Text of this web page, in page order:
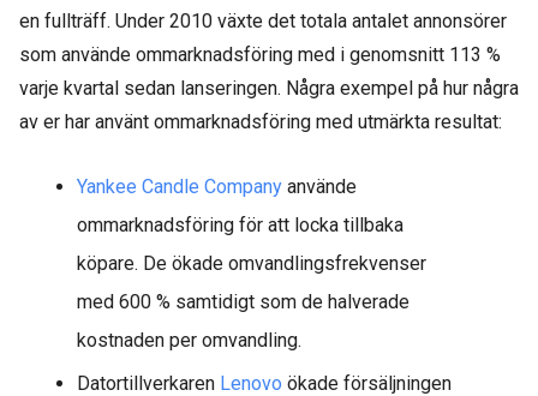
en fullträff. Under 2010 växte det totala antalet annonsörer
som använde ommarknadsföring med i genomsnitt 113 %
varje kvartal sedan lanseringen. Några exempel på hur några
av er har använt ommarknadsföring med utmärkta resultat:
Yankee Candle Company använde
ommarknadsföring för att locka tillbaka
köpare. De ökade omvandlingsfrekvenser
med 600 % samtidigt som de halverade
kostnaden per omvandling.
Datortillverkaren Lenovo ökade försäljningen